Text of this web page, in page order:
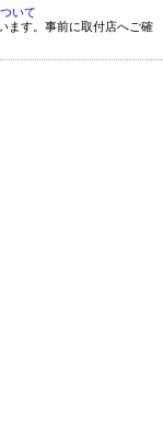
いて
ます。事前に取付店へご確